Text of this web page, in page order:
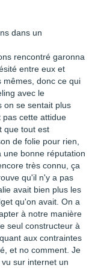
dans un
rencontré garonna
entre eux et
mêmes, donc ce qui
avec le
on se sentait plus
pas cette attidue
que tout est
de folie pour rien,
une bonne réputation
très connu, ça
qu'il n'y a pas
avait bien plus les
qu'on avait. On a
à notre manière
seul constructeur à
aux contraintes
et no comment. Je
sur internet un